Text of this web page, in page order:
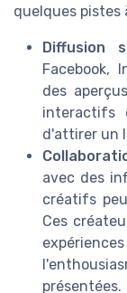
quelques pistes
Diffusion
Facebook,
des
interactifs
d'attirer un
avec des
créatifs
Ces
présentées.